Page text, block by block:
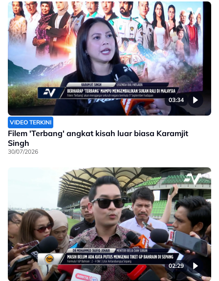
03:34
VIDEO TERKINI
Filem 'Terbang' angkat kisah luar biasa Karamjit
Singh
30/07/2026
02:29